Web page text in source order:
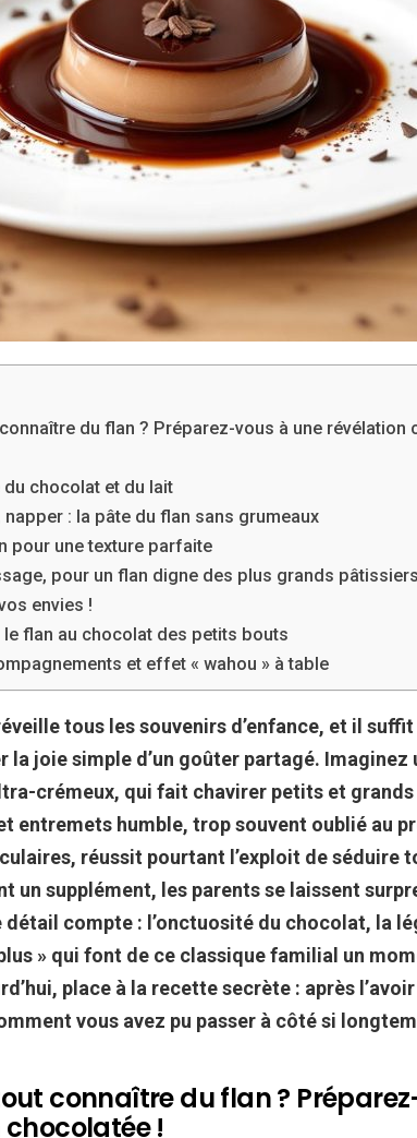
du flan ? Préparez-vous à une révélation
chocolat et du lait
: la pâte du flan sans grumeaux
pour une texture parfaite
pour un flan digne des plus grands pâtissiers
envies !
flan au chocolat des petits bouts
et effet « wahou » à table
tous les souvenirs d’enfance, et il suffit
la joie simple d’un goûter partagé. Imaginez
crémeux, qui fait chavirer petits et grands
entremets humble, trop souvent oublié au
réussit pourtant l’exploit de séduire
un supplément, les parents se laissent
détail compte : l’onctuosité du chocolat, la
» qui font de ce classique familial un
place à la recette secrète : après
vous avez pu passer à côté si
connaître du flan ?
!